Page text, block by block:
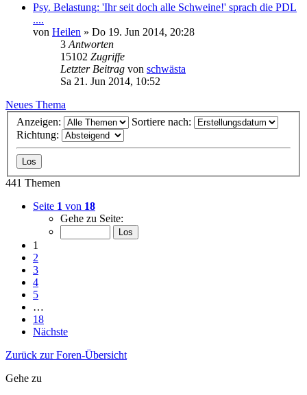
Psy. Belastung: 'Ihr seit doch alle Schweine!' sprach die PDL
....
von Heilen » Do 19. Jun 2014, 20:28
3 Antworten
15102 Zugriffe
Letzter Beitrag von schwästa
Sa 21. Jun 2014, 10:52
Neues Thema
Anzeigen:
Sortiere nach:
Richtung:
441 Themen
Seite 1 von 18
Gehe zu Seite:
1
2
3
4
5
…
18
Nächste
Zurück zur Foren-Übersicht
Gehe zu